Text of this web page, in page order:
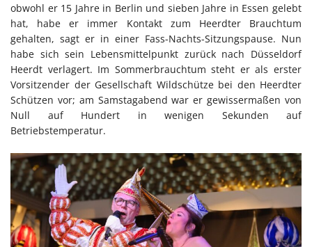
obwohl er 15 Jahre in Berlin und sieben Jahre in Essen gelebt
hat, habe er immer Kontakt zum Heerdter Brauchtum
gehalten, sagt er in einer Fass-Nachts-Sitzungspause. Nun
habe sich sein Lebensmittelpunkt zurück nach Düsseldorf
Heerdt verlagert. Im Sommerbrauchtum steht er als erster
Vorsitzender der Gesellschaft Wildschütze bei den Heerdter
Schützen vor; am Samstagabend war er gewissermaßen von
Null auf Hundert in wenigen Sekunden auf
Betriebstemperatur.